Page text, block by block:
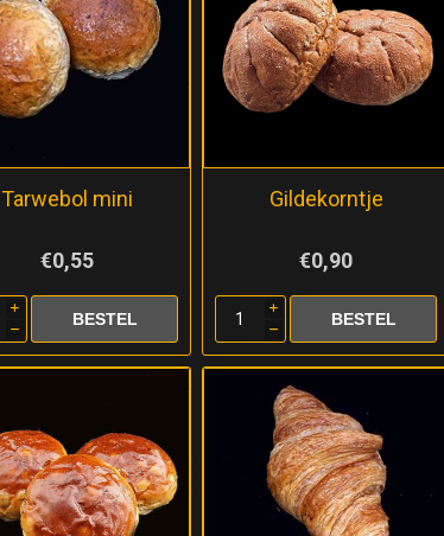
Tarwebol mini
€0,55
i
h
Gildekorntje
€0,90
i
h